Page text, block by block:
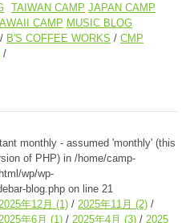
TAIWAN CAMP JAPAN CAMP
CAMP MUSIC BLOG
B'S COFFEE WORKS
CMP
monthly - assumed 'monthly' (this
of PHP) in /home/camp-
wp/wp-
blog.php on line 21
2025年12月 (1) 2025年11月 (2)
2025年6月 (1) 2025年4月 (3)
2025